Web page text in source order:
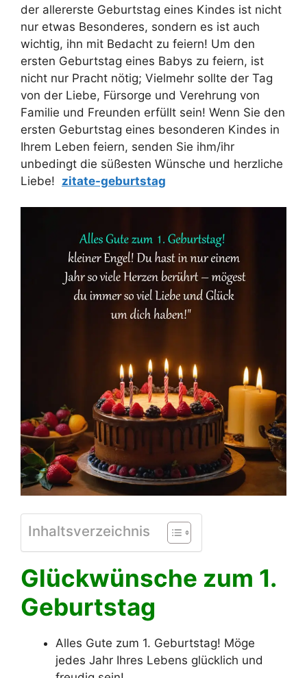
der allererste Geburtstag eines Kindes ist nicht
nur etwas Besonderes, sondern es ist auch
wichtig, ihn mit Bedacht zu feiern! Um den
ersten Geburtstag eines Babys zu feiern, ist
nicht nur Pracht nötig; Vielmehr sollte der Tag
von der Liebe, Fürsorge und Verehrung von
Familie und Freunden erfüllt sein! Wenn Sie den
ersten Geburtstag eines besonderen Kindes in
Ihrem Leben feiern, senden Sie ihm/ihr
unbedingt die süßesten Wünsche und herzliche
Liebe! zitate-geburtstag
Inhaltsverzeichnis
Glückwünsche zum 1.
Geburtstag
Alles Gute zum 1. Geburtstag! Möge
jedes Jahr Ihres Lebens glücklich und